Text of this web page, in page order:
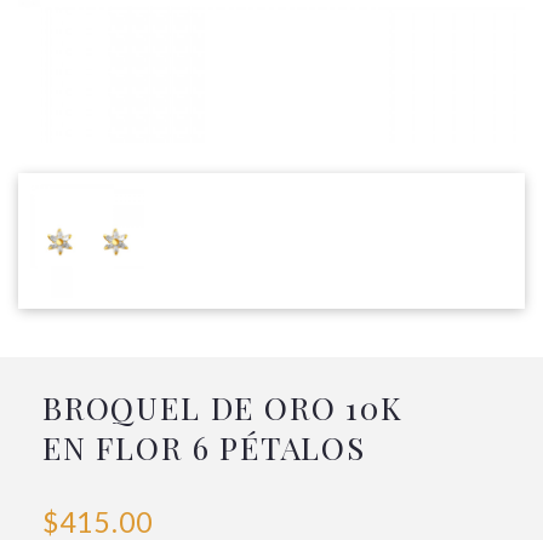
BROQUEL DE ORO 10K
EN FLOR 6 PÉTALOS
$415.00